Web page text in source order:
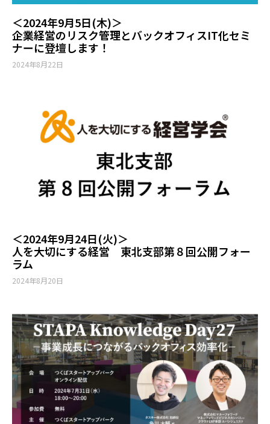
＜2024年9月5日(木)＞
企業経営のリスク管理とバックオフィスIT化セミ
ナーに登壇します！
2024年8月22日
＜2024年9月24日(火)＞
人を大切にする経営 東北支部第８回公開フォー
ラム
2024年8月20日